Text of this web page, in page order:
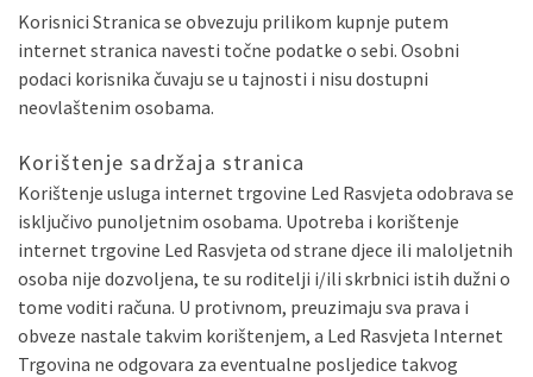
Korisnici Stranica se obvezuju prilikom kupnje putem
internet stranica navesti točne podatke o sebi. Osobni
podaci korisnika čuvaju se u tajnosti i nisu dostupni
neovlaštenim osobama.
Korištenje sadržaja stranica
Korištenje usluga internet trgovine Led Rasvjeta odobrava se
isključivo punoljetnim osobama. Upotreba i korištenje
internet trgovine Led Rasvjeta od strane djece ili maloljetnih
osoba nije dozvoljena, te su roditelji i/ili skrbnici istih dužni o
tome voditi računa. U protivnom, preuzimaju sva prava i
obveze nastale takvim korištenjem, a Led Rasvjeta Internet
Trgovina ne odgovara za eventualne posljedice takvog